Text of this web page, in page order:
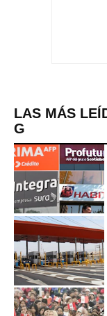
LAS MÁS
G